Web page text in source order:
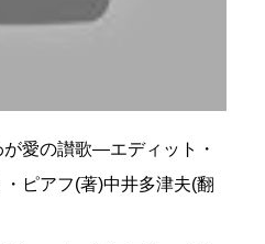
愛の讃歌―エディット・
ピアフ(著)中井多津夫(翻